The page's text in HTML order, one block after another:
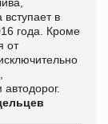
в
года. Кроме
от